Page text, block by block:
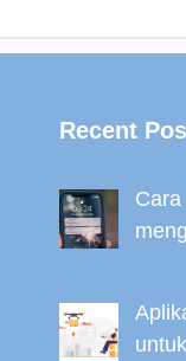
Recent